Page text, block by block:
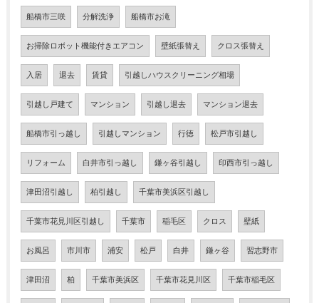
船橋市三咲 分解洗浄 船橋市お滝
お掃除ロボット機能付きエアコン 壁紙張替え クロス張替え
入居 退去 賃貸 引越しハウスクリーニング相場
引越し戸建て マンション 引越し退去 マンション退去
船橋市引っ越し 引越しマンション 行徳 松戸市引越し
リフォーム 白井市引っ越し 鎌ヶ谷引越し 印西市引っ越し
津田沼引越し 柏引越し 千葉市美浜区引越し
千葉市花見川区引越し 千葉市 稲毛区 クロス 壁紙
お風呂 市川市 浦安 松戸 白井 鎌ヶ谷 習志野市
津田沼 柏 千葉市美浜区 千葉市花見川区 千葉市稲毛区